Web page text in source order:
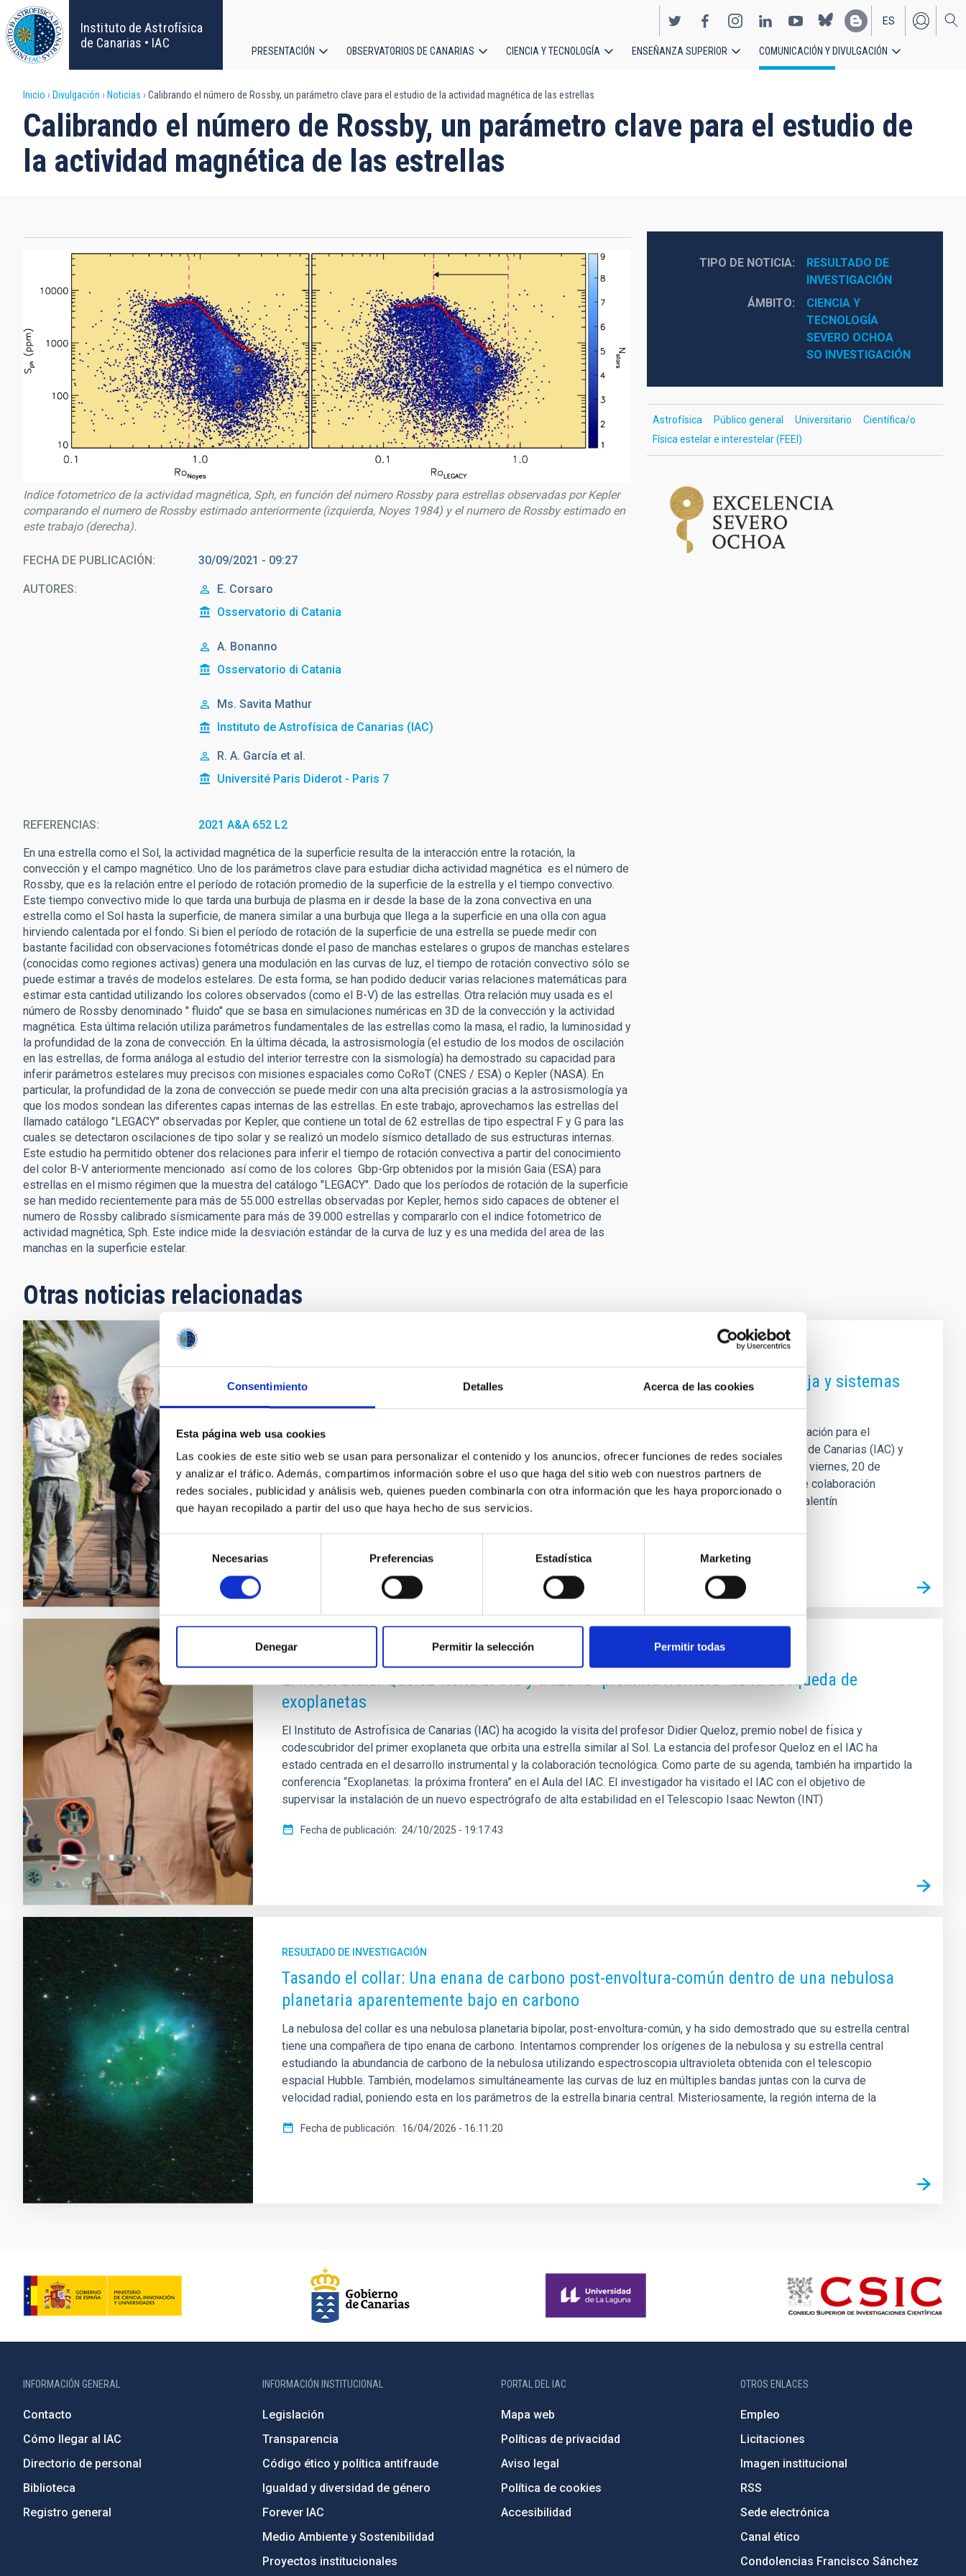
Consentimiento Detalles Acerca de las cookies
Esta página web usa cookies
Las cookies de este sitio web se usan para personalizar el contenido y los anuncios, ofrecer funciones de redes sociales
y analizar el tráfico. Además, compartimos información sobre el uso que haga del sitio web con nuestros partners de
redes sociales, publicidad y análisis web, quienes pueden combinarla con otra información que les haya proporcionado o
que hayan recopilado a partir del uso que haya hecho de sus servicios.
Selección
de
consentimiento
Necesarias Preferencias Estadística Marketing
Denegar Permitir la selección Permitir todas
Pasar
al
contenido
principal
Instituto de Astrofísica
de Canarias • IAC
EN
ES
principal
PRESENTACIÓN OBSERVATORIOS DE CANARIAS CIENCIA Y TECNOLOGÍA ENSEÑANZA SUPERIOR COMUNICACIÓN Y DIVULGACIÓN
Sobrescribir
enlaces
de
a
navegación
Inicio Divulgación Noticias Calibrando el número de Rossby, un parámetro clave para el estudio de la actividad magnética de las estrellas
Calibrando el número de Rossby, un parámetro clave para el estudio de
la actividad magnética de las estrellas
Indice fotometrico de la actividad magnética, Sph, en función del número Rossby para estrellas observadas por Kepler
comparando el numero de Rossby estimado anteriormente (izquierda, Noyes 1984) y el numero de Rossby estimado en
este trabajo (derecha).
FECHA DE PUBLICACIÓN 30/09/2021 - 09:27
AUTORES
E. Corsaro
Osservatorio di Catania
A. Bonanno
Osservatorio di Catania
Ms. Savita Mathur
Instituto de Astrofísica de Canarias (IAC)
R. A. García et al.
Université Paris Diderot - Paris 7
REFERENCIAS 2021 A&A 652 L2
En una estrella como el Sol, la actividad magnética de la superficie resulta de la interacción entre la rotación, la
convección y el campo magnético. Uno de los parámetros clave para estudiar dicha actividad magnética es el número de
Rossby, que es la relación entre el período de rotación promedio de la superficie de la estrella y el tiempo convectivo.
Este tiempo convectivo mide lo que tarda una burbuja de plasma en ir desde la base de la zona convectiva en una
estrella como el Sol hasta la superficie, de manera similar a una burbuja que llega a la superficie en una olla con agua
hirviendo calentada por el fondo. Si bien el período de rotación de la superficie de una estrella se puede medir con
bastante facilidad con observaciones fotométricas donde el paso de manchas estelares o grupos de manchas estelares
(conocidas como regiones activas) genera una modulación en las curvas de luz, el tiempo de rotación convectivo sólo se
puede estimar a través de modelos estelares. De esta forma, se han podido deducir varias relaciones matemáticas para
estimar esta cantidad utilizando los colores observados (como el B-V) de las estrellas. Otra relación muy usada es el
número de Rossby denominado " fluido" que se basa en simulaciones numéricas en 3D de la convección y la actividad
magnética. Esta última relación utiliza parámetros fundamentales de las estrellas como la masa, el radio, la luminosidad y
la profundidad de la zona de convección. En la última década, la astrosismología (el estudio de los modos de oscilación
en las estrellas, de forma análoga al estudio del interior terrestre con la sismología) ha demostrado su capacidad para
inferir parámetros estelares muy precisos con misiones espaciales como CoRoT (CNES / ESA) o Kepler (NASA). En
particular, la profundidad de la zona de convección se puede medir con una alta precisión gracias a la astrosismología ya
que los modos sondean las diferentes capas internas de las estrellas. En este trabajo, aprovechamos las estrellas del
llamado catálogo "LEGACY" observadas por Kepler, que contiene un total de 62 estrellas de tipo espectral F y G para las
cuales se detectaron oscilaciones de tipo solar y se realizó un modelo sísmico detallado de sus estructuras internas.
Este estudio ha permitido obtener dos relaciones para inferir el tiempo de rotación convectiva a partir del conocimiento
del color B-V anteriormente mencionado así como de los colores Gbp-Grp obtenidos por la misión Gaia (ESA) para
estrellas en el mismo régimen que la muestra del catálogo "LEGACY". Dado que los períodos de rotación de la superficie
se han medido recientemente para más de 55.000 estrellas observadas por Kepler, hemos sido capaces de obtener el
numero de Rossby calibrado sísmicamente para más de 39.000 estrellas y compararlo con el indice fotometrico de
actividad magnética, Sph. Este indice mide la desviación estándar de la curva de luz y es una medida del area de las
manchas en la superficie estelar.
TIPO DE NOTICIA
RESULTADO DE
INVESTIGACIÓN
ÁMBITO
CIENCIA Y
TECNOLOGÍA
SEVERO OCHOA
SO INVESTIGACIÓN
Astrofísica Público general Universitario
Científica/o
Física estelar e interestelar (FEEI)
Otras noticias relacionadas
El IAC y SENSIA se alían para impulsar la vanguardia en tecnología infrarroja y sistemas
espaciales
El Instituto de Astrofísica de Canarias y la empresa tecnológica han firmado un protocolo general de actuación para el
desarrollo conjunto de instrumentación avanzada en los rangos MWIR y LWIR . El Instituto de Astrofísica de Canarias (IAC) y
la empresa de alta tecnología de imagen infrarroja SENSIA Solutions, S.L. (SENSIA) han formalizado este viernes, 20 de
marzo de 2026, un Protocolo General de Actuación con el objetivo de establecer un marco estratégico de colaboración
científica y tecnológica . La colaboración se ha formalizado con la firma de este protocolo por parte de Valentín
Fecha de publicación 10/04/2026 - 10:41:42
NOTA DE PRENSA
El nobel Didier Queloz visita el IAC y traza la "próxima frontera" de la búsqueda de
exoplanetas
El Instituto de Astrofı́sica de Canarias (IAC) ha acogido la visita del profesor Didier Queloz, premio nobel de fı́sica y
codescubridor del primer exoplaneta que orbita una estrella similar al Sol. La estancia del profesor Queloz en el IAC ha
estado centrada en el desarrollo instrumental y la colaboración tecnológica. Como parte de su agenda, también ha impartido la
conferencia “Exoplanetas: la próxima frontera” en el Aula del IAC. El investigador ha visitado el IAC con el objetivo de
supervisar la instalación de un nuevo espectrógrafo de alta estabilidad en el Telescopio Isaac Newton (INT)
Fecha de publicación 24/10/2025 - 19:17:43
RESULTADO DE INVESTIGACIÓN
Tasando el collar: Una enana de carbono post-envoltura-común dentro de una nebulosa
planetaria aparentemente bajo en carbono
La nebulosa del collar es una nebulosa planetaria bipolar, post-envoltura-común, y ha sido demostrado que su estrella central
tiene una compañera de tipo enana de carbono. Intentamos comprender los orígenes de la nebulosa y su estrella central
estudiando la abundancia de carbono de la nebulosa utilizando espectroscopia ultravioleta obtenida con el telescopio
espacial Hubble. También, modelamos simultáneamente las curvas de luz en múltiples bandas juntas con la curva de
velocidad radial, poniendo esta en los parámetros de la estrella binaria central. Misteriosamente, la región interna de la
Fecha de publicación 16/04/2026 - 16:11:20
INFORMACIÓN GENERAL
Contacto
Cómo llegar al IAC
Directorio de personal
Biblioteca
Registro general
INFORMACIÓN INSTITUCIONAL
Legislación
Transparencia
Código ético y política antifraude
Igualdad y diversidad de género
Forever IAC
Medio Ambiente y Sostenibilidad
Proyectos institucionales
PORTAL DEL IAC
Mapa web
Políticas de privacidad
Aviso legal
Política de cookies
Accesibilidad
OTROS ENLACES
Empleo
Licitaciones
Imagen institucional
RSS
Sede electrónica
Canal ético
Condolencias Francisco Sánchez